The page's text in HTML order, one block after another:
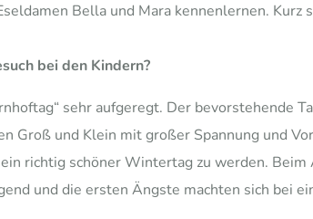
Bella und Mara kennenlernen. Kurz
bei den Kindern?
sehr aufgeregt. Der bevorstehende
Groß und Klein mit großer Spannung und
richtig schöner Wintertag zu werden.
und die ersten Ängste machten sich bei